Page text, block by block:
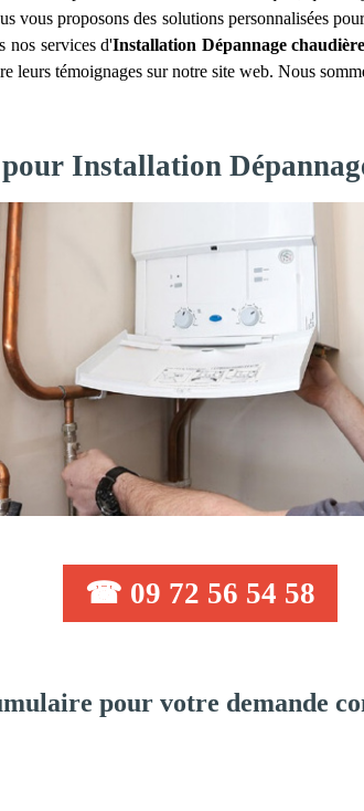
vous proposons des solutions personnalisées
nos services d'Installation Dépannage
leurs témoignages sur notre site web. Nous
Installation
☎ 09 72 56 54 58
pour votre demande